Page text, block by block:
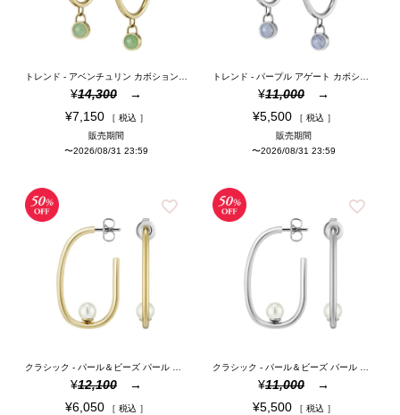
¥14,300
¥7,150
税込
販売期間
〜2026/08/31 23:59
¥11,000
¥5,500
税込
販売期間
〜2026/08/31 23:59
¥12,100
¥6,050
税込
¥11,000
¥5,500
税込